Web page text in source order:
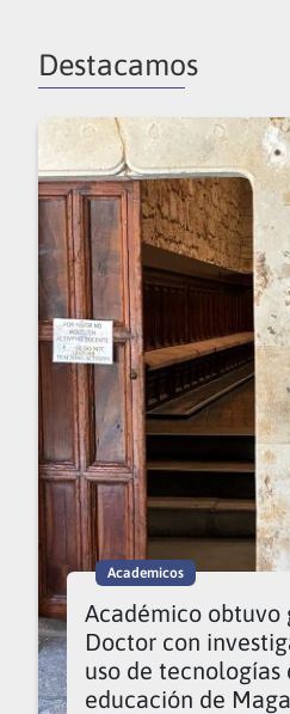
Destacamos
Academicos
Académico obtuvo
Doctor con
uso de
educación de